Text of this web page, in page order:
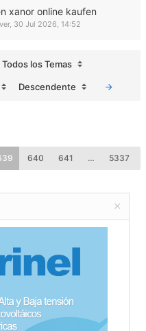
xanor online kaufen
, 30 Jul 2026, 14:52
Todos los Temas
Descendente
640 641 … 5337